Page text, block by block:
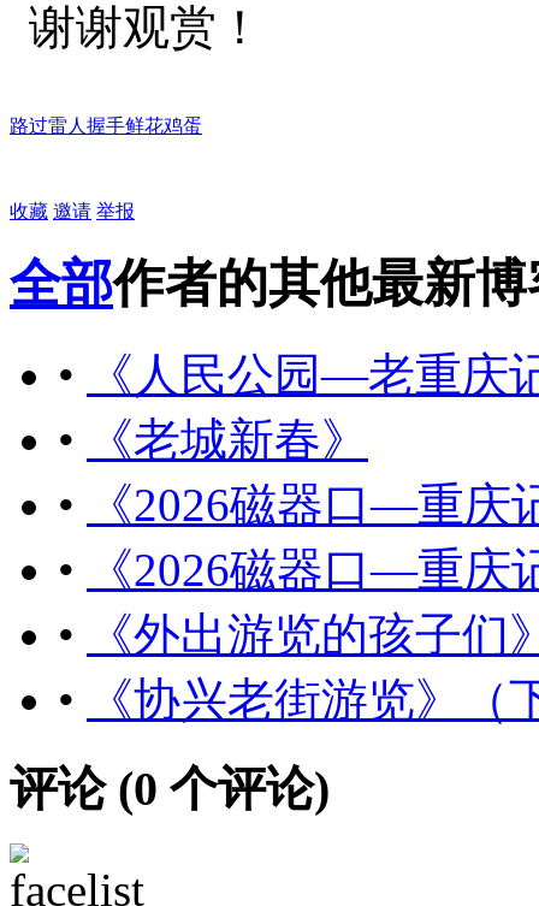
谢谢观赏！
路过雷人 握手鲜花鸡蛋
收藏 邀请 举报
全部作者的其他最新博
•
《人民公园—老重庆
•
《老城新春》
•
《2026磁器口—重庆
•
《2026磁器口—重庆
•
《外出游览的孩子们
•
《协兴老街游览》（
评论 (0 个评论)